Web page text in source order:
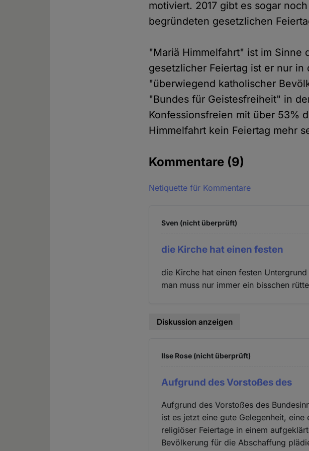
motiviert. 2017 gibt es sogar
begründeten gesetzlichen
"Mariä Himmelfahrt" ist im Sinne
gesetzlicher Feiertag ist er nur
"überwiegend katholischer
"Bundes für Geistesfreiheit" in
Konfessionsfreien mit über 53%
Himmelfahrt kein Feiertag mehr
Kommentare (9)
Netiquette für Kommentare
Sven (nicht überprüft)
die Kirche hat einen festen
die Kirche hat einen festen
man muss nur immer ein bisschen
Diskussion anzeigen
Ilse Rose (nicht überprüft)
Aufgrund des Vorstoßes des
Aufgrund des Vorstoßes des
ist es jetzt eine gute Gelegenheit,
religiöser Feiertage in einem
Bevölkerung für die Abschaffung